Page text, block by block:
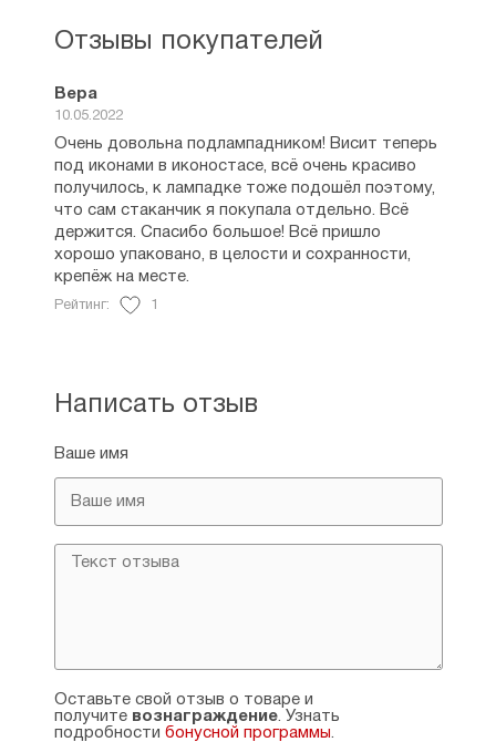
Написать отзыв
Ваше имя
Оставьте свой отзыв о товаре и
получите вознаграждение. Узнать
подробности бонусной программы.
Отзывы покупателей
Вера
10.05.2022
Очень довольна подлампадником! Висит теперь
под иконами в иконостасе, всё очень красиво
получилось, к лампадке тоже подошёл поэтому,
что сам стаканчик я покупала отдельно. Всё
держится. Спасибо большое! Всё пришло
хорошо упаковано, в целости и сохранности,
крепёж на месте.
Рейтинг: 1